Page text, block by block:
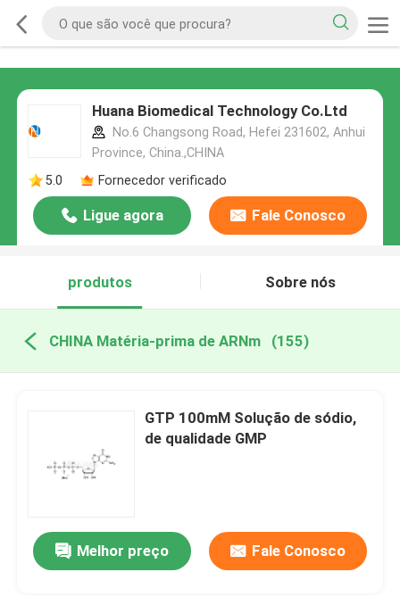
Huana Biomedical Technology Co.Ltd
No.6 Changsong Road, Hefei 231602, Anhui
Province, China.,CHINA
5.0
Fornecedor verificado
Ligue agora Fale Conosco
produtos Sobre nós
CHINA Matéria-prima de ARNm (155)
GTP 100mM Solução de sódio,
de qualidade GMP
Melhor preço Fale Conosco